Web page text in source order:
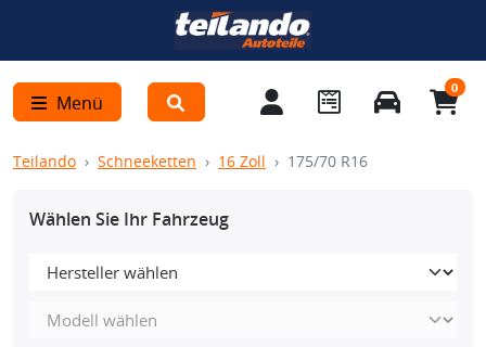
Menü
0
Teilando Schneeketten 16 Zoll 175/70 R16
Wählen Sie Ihr Fahrzeug